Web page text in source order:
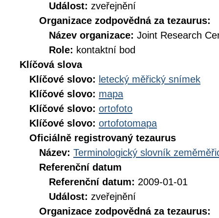
Událost: zveřejnění
Organizace zodpovědná za tezaurus:
Název organizace: Joint Research
Role: kontaktní bod
Klíčová slova
Klíčové slovo: letecký měřický snímek
Klíčové slovo: mapa
Klíčové slovo: ortofoto
Klíčové slovo: ortofotomapa
Oficiálně registrovaný tezaurus
Název: Terminologický slovník
Referenční datum
Referenční datum: 2009-01-01
Událost: zveřejnění
Organizace zodpovědná za tezaurus: